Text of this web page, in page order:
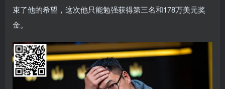
束了他的希望，这次他只能勉强获得第三名和178万美元奖
金。